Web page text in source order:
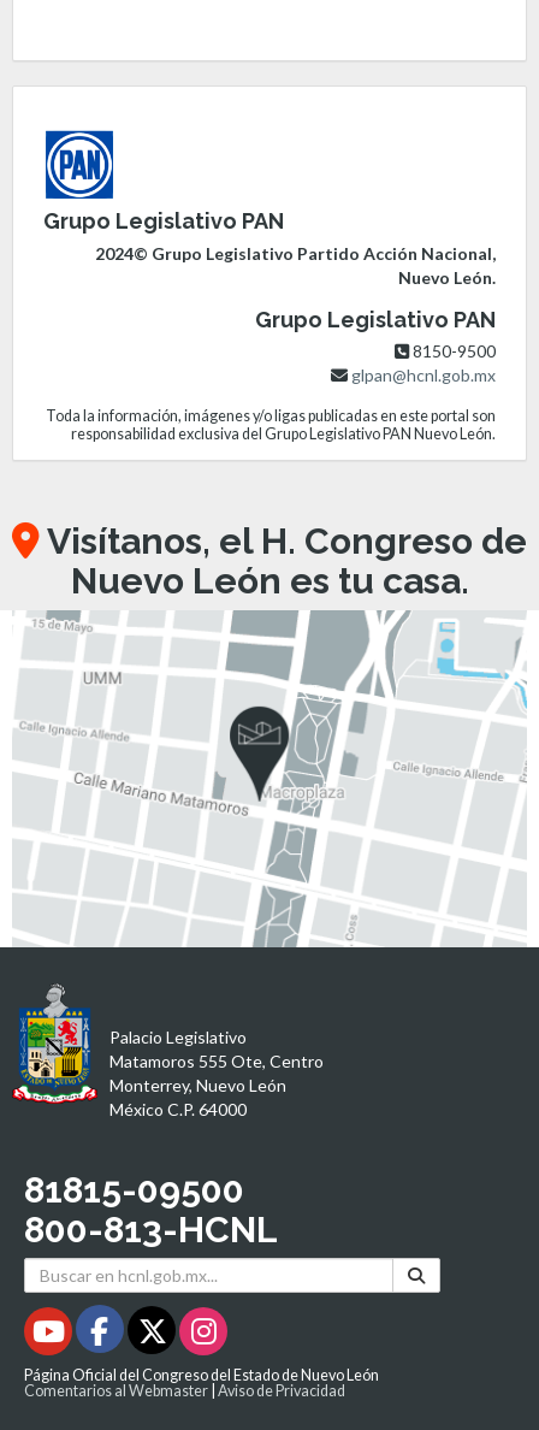
Grupo Legislativo PAN
2024© Grupo Legislativo Partido Acción Nacional,
Nuevo León.
Grupo Legislativo PAN
8150-9500
glpan@hcnl.gob.mx
Toda la información, imágenes y/o ligas publicadas en este portal son
responsabilidad exclusiva del Grupo Legislativo PAN Nuevo León.
Visítanos, el H. Congreso de
Nuevo León es tu casa.
Palacio Legislativo
Matamoros 555 Ote, Centro
Monterrey, Nuevo León
México C.P. 64000
81815-09500
800-813-HCNL
Página Oficial del Congreso del Estado de Nuevo León
Comentarios al Webmaster Aviso de Privacidad